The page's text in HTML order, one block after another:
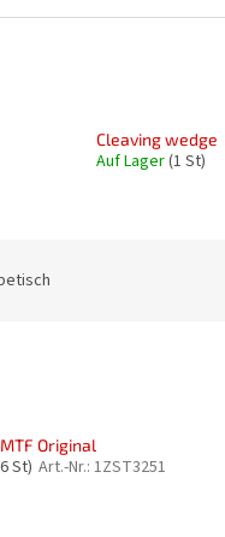
Cleaving wedge
Auf Lager(1 St)
Original
St) Art.-Nr.: 1ZST3251